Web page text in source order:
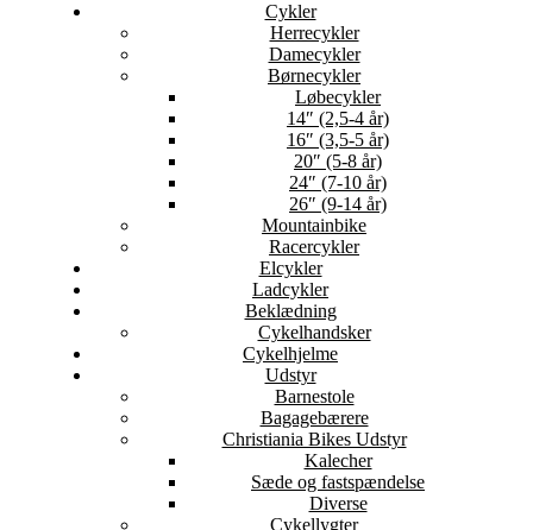
Cykler
Herrecykler
Damecykler
Børnecykler
Løbecykler
14″ (2,5-4 år)
16″ (3,5-5 år)
20″ (5-8 år)
24″ (7-10 år)
26″ (9-14 år)
Mountainbike
Racercykler
Elcykler
Ladcykler
Beklædning
Cykelhandsker
Cykelhjelme
Udstyr
Barnestole
Bagagebærere
Christiania Bikes Udstyr
Kalecher
Sæde og fastspændelse
Diverse
Cykellygter